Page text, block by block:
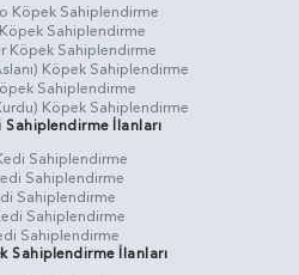
Köpek Sahiplendirme
Sahiplendirme
Köpek Sahiplendirme
Köpek Sahiplendirme
Sahiplendirme
Köpek Sahiplendirme
Sahiplendirme İlanları
Sahiplendirme
Sahiplendirme
Sahiplendirme
Sahiplendirme
Sahiplendirme
Sahiplendirme İlanları